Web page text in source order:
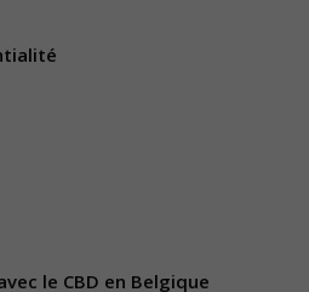
le CBD en Belgique